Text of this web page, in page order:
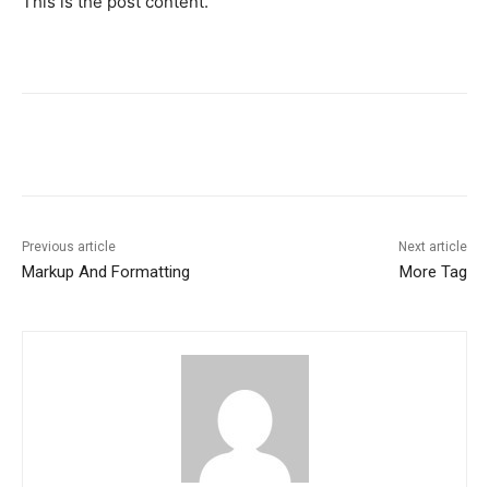
Previous article
Markup And Formatting
Next article
More Tag